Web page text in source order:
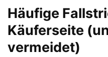
Häufige
Käuferseite
vermeidet)